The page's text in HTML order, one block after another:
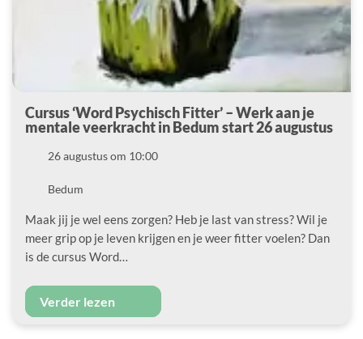
Cursus ‘Word Psychisch Fitter’ – Werk aan je
mentale veerkracht in Bedum start 26 augustus
Datum26 augustus om 10:00
LocatieBedum
Maak jij je wel eens zorgen? Heb je last van stress? Wil je
meer grip op je leven krijgen en je weer fitter voelen? Dan
is de cursus Word…
Verder lezen